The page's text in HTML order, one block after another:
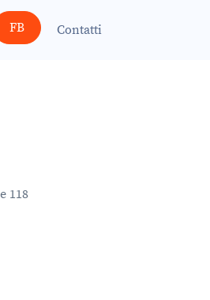
FB Contatti
118